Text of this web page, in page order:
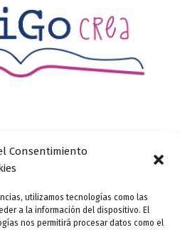
Consentimiento
utilizamos tecnologías como las
a la información del dispositivo. El
nos permitirá procesar datos como el